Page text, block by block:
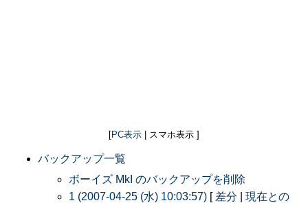
[PC表示 | スマホ表示 ]
バックアップ一覧
ボーイズ MkI のバックアップを削除
1 (2007-04-25 (水) 10:03:57) [ 差分
現在との